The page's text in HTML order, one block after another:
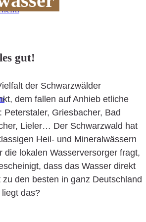
gut!
der Schwarzwälder
dem fallen auf Anhieb etliche
Peterstaler, Griesbacher, Bad
Lieler… Der Schwarzwald hat
Heil- und Mineralwässern
die lokalen Wasserversorger fragt,
dass das Wasser direkt
den besten in ganz Deutschland
das?